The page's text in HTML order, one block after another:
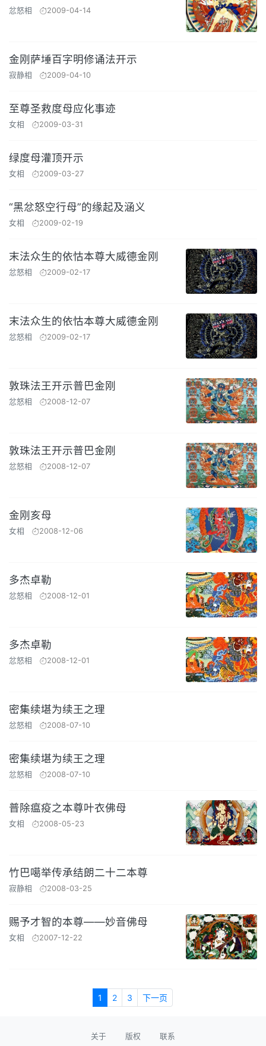
忿怒相 2009-04-14
金刚萨埵百字明修诵法开示
寂静相 2009-04-10
至尊圣救度母应化事迹
女相 2009-03-31
绿度母灌顶开示
女相 2009-03-27
“黑忿怒空行母”的缘起及涵义
女相 2009-02-19
末法众生的依怙本尊大威德金刚
忿怒相 2009-02-17
末法众生的依怙本尊大威德金刚
忿怒相 2009-02-17
敦珠法王开示普巴金刚
忿怒相 2008-12-07
敦珠法王开示普巴金刚
忿怒相 2008-12-07
金刚亥母
女相 2008-12-06
多杰卓勒
忿怒相 2008-12-01
多杰卓勒
忿怒相 2008-12-01
密集续堪为续王之理
忿怒相 2008-07-10
密集续堪为续王之理
忿怒相 2008-07-10
普除瘟疫之本尊叶衣佛母
女相 2008-05-23
竹巴噶举传承结朗二十二本尊
寂静相 2008-03-25
赐予才智的本尊——妙音佛母
女相 2007-12-22
1 2 3 下一页
关于 版权 联系